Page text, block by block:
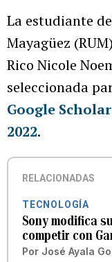
La estudiante
Mayagüez
Rico Nicole
seleccionada
Google
2022.
RELACIONADAS
TECNOLOGÍA
Sony modifica
competir con
Por José Ayala